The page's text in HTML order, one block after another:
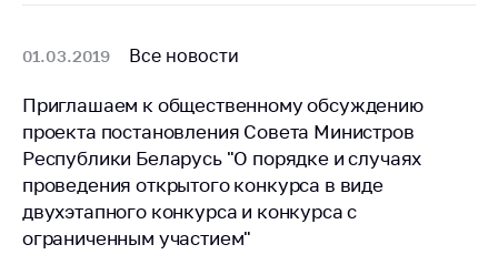
совет
Соискателям
Награждения
Белорусская
универсальная
товарная биржа
01.03.2019 Все новости
Приглашаем к общественному обсуждению
проекта постановления Совета Министров
Республики Беларусь "О порядке и случаях
проведения открытого конкурса в виде
двухэтапного конкурса и конкурса с
ограниченным участием"